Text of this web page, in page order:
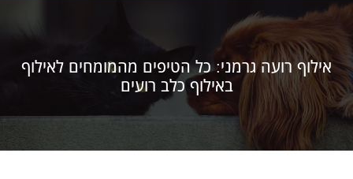
אילוף רועה גרמני: כל הטיפים מהמומחים לאילוף
באילוף כלב רועים